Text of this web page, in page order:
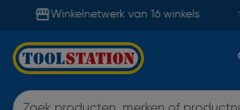
Winkelnetwerk van 16 winkels